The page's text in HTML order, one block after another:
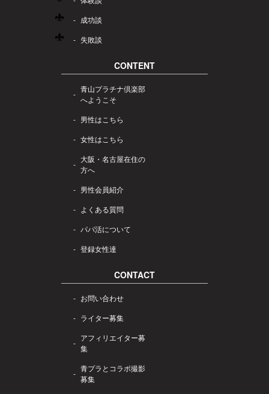
成功談
失敗談
CONTENT
青山プラチナ倶楽部
へようこそ
男性はこちら
女性はこちら
大阪・名古屋在住の
方へ
男性会員紹介
よくある質問
パパ活について
登録女性達
CONTACT
お問い合わせ
ライター募集
アフィリエイター募
集
青プラとコラボ撮影
募集